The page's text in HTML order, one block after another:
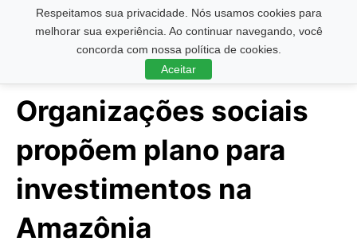
Respeitamos sua privacidade. Nós usamos cookies para
melhorar sua experiência. Ao continuar navegando, você
concorda com nossa política de cookies.
Aceitar
Pesquisar ...
Organizações sociais
propõem plano para
investimentos na
Amazônia